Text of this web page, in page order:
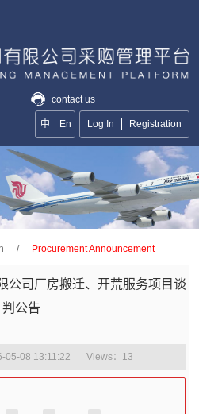
contact us
中 En Log In Registration
/ Procurement Announcement
公司厂房搬迁、开荒服务项目谈
判公告
05-08 13:11:22 Views： 13